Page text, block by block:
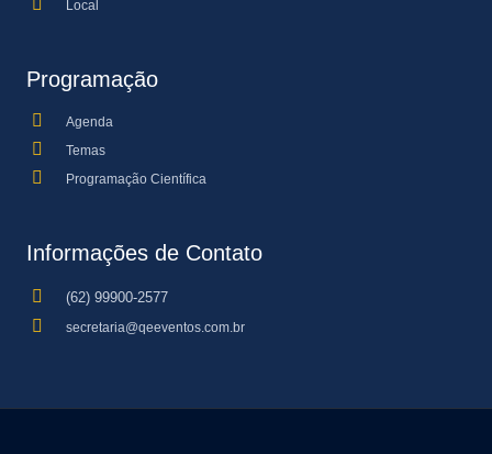
Local
Programação
Agenda
Temas
Programação Científica
Informações de Contato
(62) 99900-2577
secretaria@qeeventos.com.br